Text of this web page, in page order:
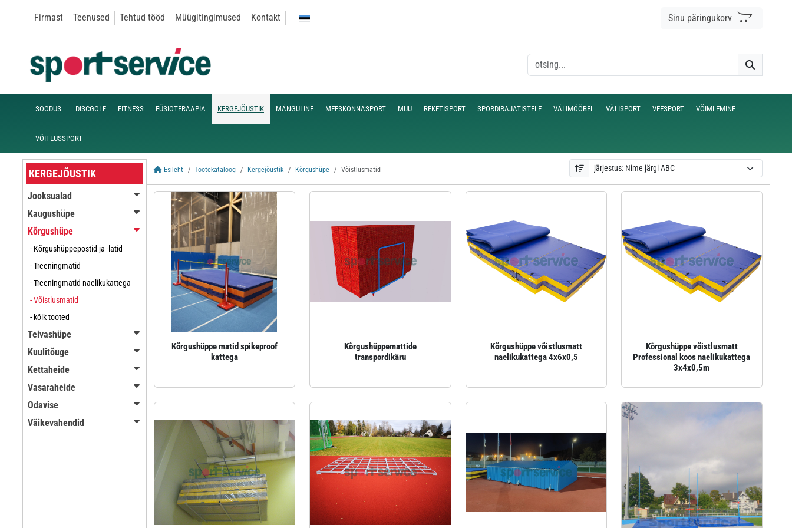
Firmast Teenused Tehtud tööd Müügitingimused Kontakt Sinu päringukorv
SOODUS DISCGOLF FITNESS FÜSIOTERAAPIA KERGEJÕUSTIK MÄNGULINE MEESKONNASPORT MUU REKETISPORT SPORDIRAJATISTELE VÄLIMÖÖBEL VÄLISPORT VEESPORT VÕIMLEMINE
VÕITLUSSPORT
KERGEJÕUSTIK
Jooksualad
Kaugushüpe
Kõrgushüpe
- Kõrgushüppepostid ja -latid
- Treeningmatid
- Treeningmatid naelikukattega
- Võistlusmatid
- kõik tooted
Teivashüpe
Kuulitõuge
Kettaheide
Vasaraheide
Odavise
Väikevahendid
Esileht Tootekataloog Kergejõustik Kõrgushüpe Võistlusmatid
Kõrgushüppe matid spikeproof
kattega
Kõrgushüppemattide
transpordikäru
Kõrgushüppe võistlusmatt
naelikukattega 4x6x0,5
Kõrgushüppe võistlusmatt
Professional koos naelikukattega
3x4x0,5m